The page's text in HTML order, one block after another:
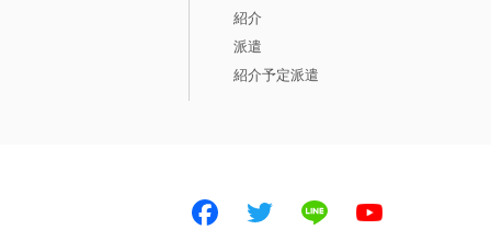
紹介
派遣
紹介予定派遣
Facebook Twitter LINE